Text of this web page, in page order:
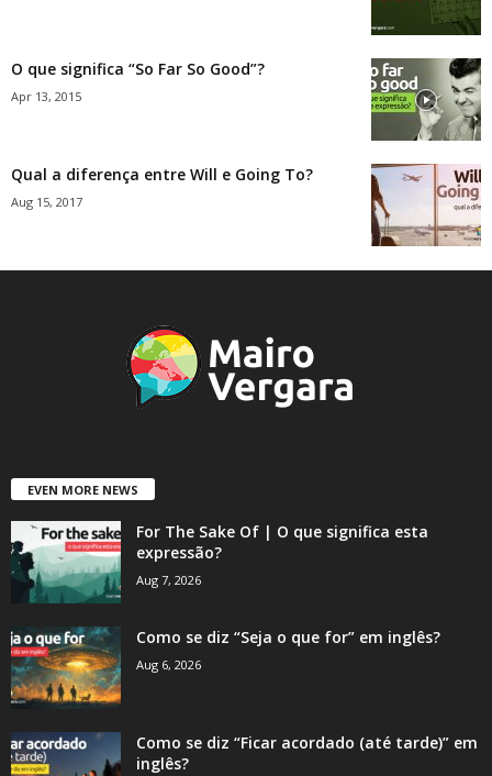
O que significa “So Far So Good”?
Apr 13, 2015
Qual a diferença entre Will e Going To?
Aug 15, 2017
EVEN MORE NEWS
For The Sake Of | O que significa esta
expressão?
Aug 7, 2026
Como se diz “Seja o que for” em inglês?
Aug 6, 2026
Como se diz “Ficar acordado (até tarde)” em
inglês?